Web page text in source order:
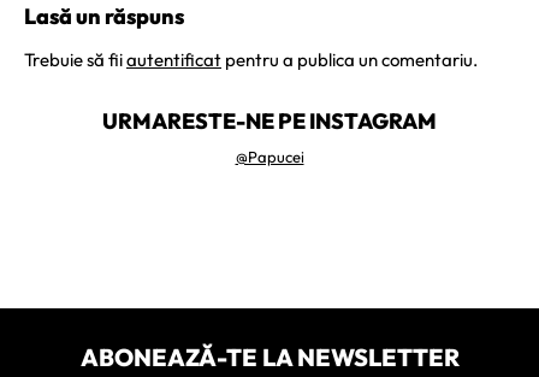
Lasă un răspuns
Trebuie să fiiautentificat pentru a publica un comentariu.
URMARESTE-NE PE INSTAGRAM
@Papucei
ABONEAZĂ-TE LA NEWSLETTER